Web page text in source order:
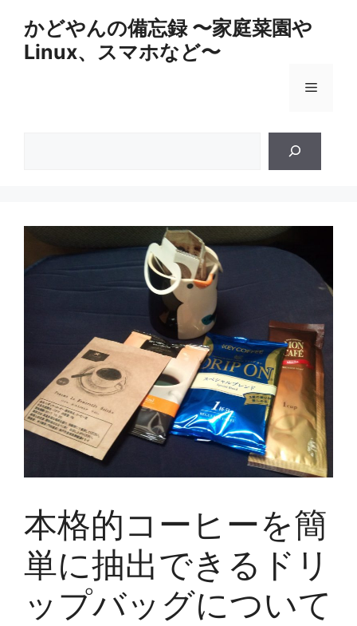
かどやんの備忘録 〜家庭菜園や
Linux、スマホなど〜
メ
ニ
ー
本格的コーヒーを簡
単に抽出できるドリ
ップバッグについて